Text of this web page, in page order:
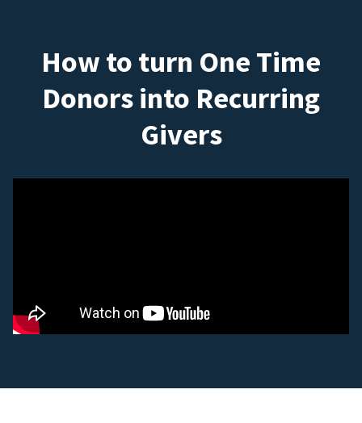
How to turn One Time
Donors into Recurring
Givers